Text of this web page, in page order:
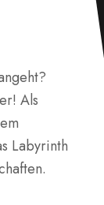
Als
Labyrinth